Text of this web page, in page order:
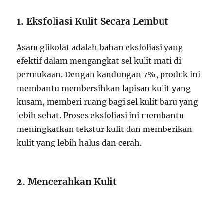
1.Eksfoliasi Kulit Secara Lembut
Asam glikolat adalah bahan eksfoliasi yang
efektif dalam mengangkat sel kulit mati di
permukaan. Dengan kandungan 7%, produk ini
membantu membersihkan lapisan kulit yang
kusam, memberi ruang bagi sel kulit baru yang
lebih sehat. Proses eksfoliasi ini membantu
meningkatkan tekstur kulit dan memberikan
kulit yang lebih halus dan cerah.
2.Mencerahkan Kulit